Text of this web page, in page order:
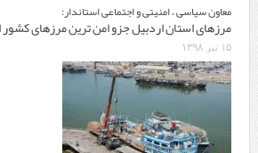
معاون سیاسی ، امنیتی و اجتماعی استاندار:
مرزهای استان اردبیل جزو امن ترین مرزهای
۱۵ تیر ۱۳۹۸